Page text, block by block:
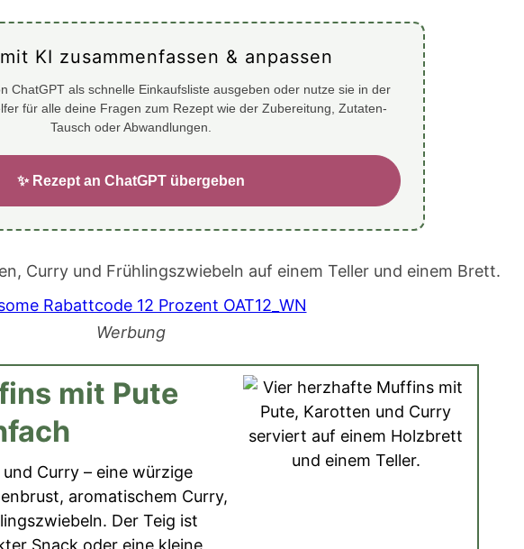
KI zusammenfassen & anpassen
ChatGPT als schnelle Einkaufsliste ausgeben oder nutze sie in der
für alle deine Fragen zum Rezept wie der Zubereitung, Zutaten-
Tausch oder Abwandlungen.
✨ Rezept an ChatGPT übergeben
Werbung
mit Pute
Curry – eine würzige
aromatischem Curry,
Der Teig ist
Snack oder eine kleine